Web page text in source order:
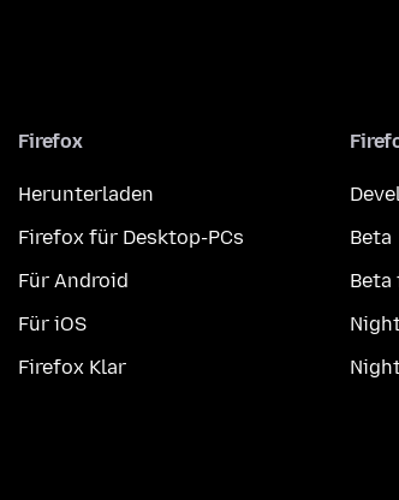
Firefox
Herunterladen
Firefox für Desktop-PCs
Für Android
Für iOS
Firefox Klar
Beta
Beta